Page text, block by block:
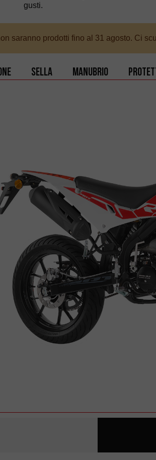
gusti.
saranno prodotti fino al 31 agosto. Ci
Sella Manubrio